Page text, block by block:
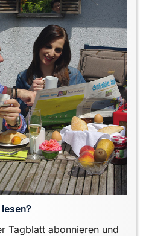
Tagblatt abonnieren und